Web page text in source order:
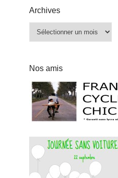
Archives
Archives
Nos amis